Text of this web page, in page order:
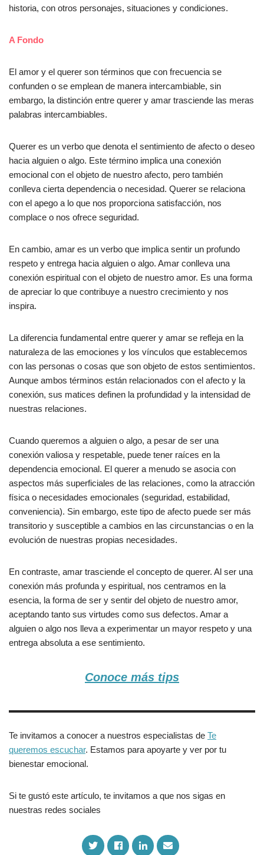
historia, con otros personajes, situaciones y condiciones.
A Fondo
El amor y el querer son términos que con frecuencia se
confunden o se emplean de manera intercambiable, sin
embargo, la distinción entre querer y amar trasciende las meras
palabras intercambiables.
Querer es un verbo que denota el sentimiento de afecto o deseo
hacia alguien o algo. Este término implica una conexión
emocional con el objeto de nuestro afecto, pero también
conlleva cierta dependencia o necesidad. Querer se relaciona
con el apego a lo que nos proporciona satisfacción, nos
complace o nos ofrece seguridad.
En cambio, amar es un verbo que implica sentir un profundo
respeto y entrega hacia alguien o algo. Amar conlleva una
conexión espiritual con el objeto de nuestro amor. Es una forma
de apreciar lo que contribuye a nuestro crecimiento y nos
inspira.
La diferencia fundamental entre querer y amar se refleja en la
naturaleza de las emociones y los vínculos que establecemos
con las personas o cosas que son objeto de estos sentimientos.
Aunque ambos términos están relacionados con el afecto y la
conexión, sus matices definen la profundidad y la intensidad de
nuestras relaciones.
Cuando queremos a alguien o algo, a pesar de ser una
conexión valiosa y respetable, puede tener raíces en la
dependencia emocional. El querer a menudo se asocia con
aspectos más superficiales de las relaciones, como la atracción
física o necesidades emocionales (seguridad, estabilidad,
conveniencia). Sin embargo, este tipo de afecto puede ser más
transitorio y susceptible a cambios en las circunstancias o en la
evolución de nuestras propias necesidades.
En contraste, amar trasciende el concepto de querer. Al ser una
conexión más profunda y espiritual, nos centramos en la
esencia, la forma de ser y sentir del objeto de nuestro amor,
aceptando tanto sus virtudes como sus defectos. Amar a
alguien o algo nos lleva a experimentar un mayor respeto y una
entrega absoluta a ese sentimiento.
Conoce más tips
Te invitamos a conocer a nuestros especialistas de Te
queremos escuchar. Estamos para apoyarte y ver por tu
bienestar emocional.
Si te gustó este artículo, te invitamos a que nos sigas en
nuestras redes sociales
S
S
S
S